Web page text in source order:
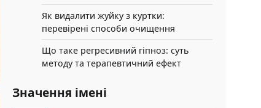
Як видалити жуйку з куртки:
перевірені способи очищення
Що таке регресивний гіпноз: суть
методу та терапевтичний ефект
Значення імені